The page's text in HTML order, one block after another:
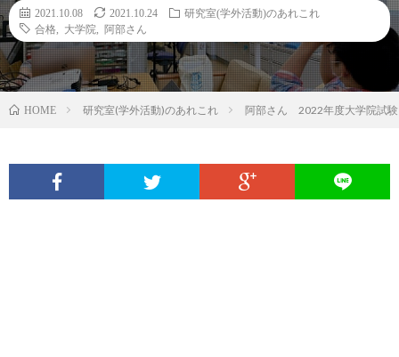
2021.10.08 2021.10.24
研究室(学外活動)のあれこれ
合格
大学院 阿部さん
HOME 研究室(学外活動)のあれこれ 阿部さん 2022年度大学院試